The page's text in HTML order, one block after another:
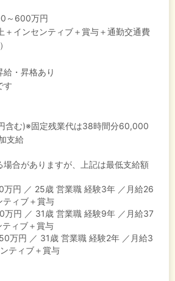
～600万円
＋インセンティブ＋賞与＋通勤交通費
・昇格あり
す
含む)※固定残業代は38時間分60,000
支給
合がありますが、上記は最低支給額
万円 ／ 25歳 営業職 経験3年 ／月給26
ィブ＋賞与
万円 ／ 31歳 営業職 経験9年 ／月給37
ィブ＋賞与
万円 ／ 31歳 営業職 経験2年 ／月給3
ティブ＋賞与